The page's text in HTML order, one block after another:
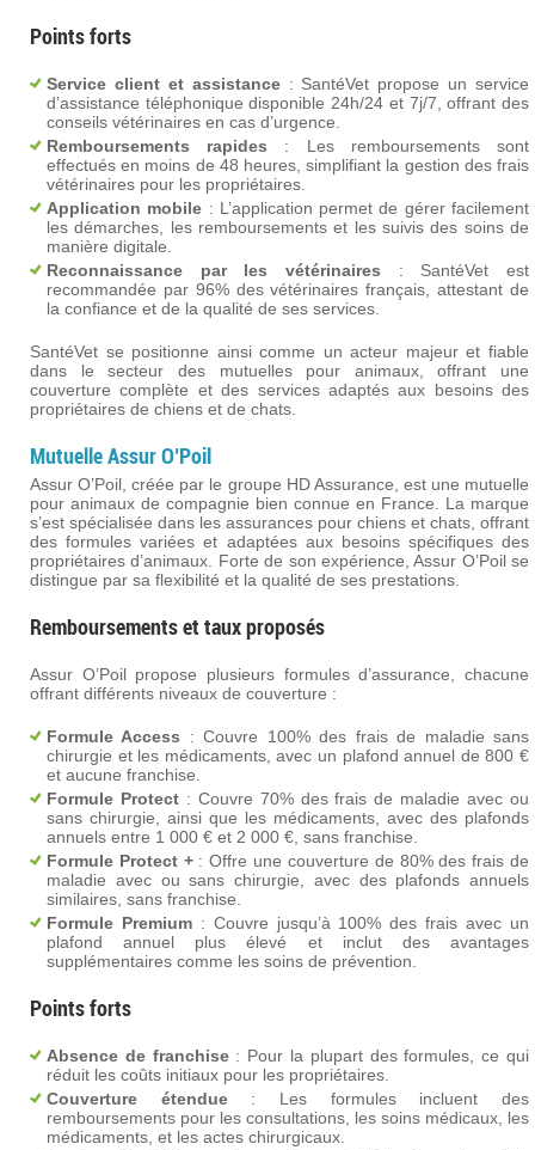
Points forts
Service client et assistance: SantéVet propose un service
d’assistance téléphonique disponible 24h/24 et 7j/7, offrant des
conseils vétérinaires en cas d’urgence.
Remboursements rapides : Les remboursements sont
effectués en moins de 48 heures, simplifiant la gestion des frais
vétérinaires pour les propriétaires.
Application mobile : L’application permet de gérer facilement
les démarches, les remboursements et les suivis des soins de
manière digitale.
Reconnaissance par les vétérinaires : SantéVet est
recommandée par 96% des vétérinaires français, attestant de
la confiance et de la qualité de ses services.
SantéVet se positionne ainsi comme un acteur majeur et fiable
dans le secteur des mutuelles pour animaux, offrant une
couverture complète et des services adaptés aux besoins des
propriétaires de chiens et de chats.
Mutuelle Assur O’Poil
Assur O’Poil, créée par le groupe HD Assurance, est une mutuelle
pour animaux de compagnie bien connue en France. La marque
s’est spécialisée dans les assurances pour chiens et chats, offrant
des formules variées et adaptées aux besoins spécifiques des
propriétaires d’animaux. Forte de son expérience, Assur O’Poil se
distingue par sa flexibilité et la qualité de ses prestations​.
Remboursements et taux proposés
Assur O’Poil propose plusieurs formules d’assurance, chacune
offrant différents niveaux de couverture :
Formule Access : Couvre 100% des frais de maladie sans
chirurgie et les médicaments, avec un plafond annuel de 800 €
et aucune franchise.
Formule Protect: Couvre 70% des frais de maladie avec ou
sans chirurgie, ainsi que les médicaments, avec des plafonds
annuels entre 1 000 € et 2 000 €, sans franchise.
Formule Protect +: Offre une couverture de 80% des frais de
maladie avec ou sans chirurgie, avec des plafonds annuels
similaires, sans franchise.
Formule Premium: Couvre jusqu’à 100% des frais avec un
plafond annuel plus élevé et inclut des avantages
supplémentaires comme les soins de prévention.
Points forts
Absence de franchise: Pour la plupart des formules, ce qui
réduit les coûts initiaux pour les propriétaires.
Couverture étendue: Les formules incluent des
remboursements pour les consultations, les soins médicaux, les
médicaments, et les actes chirurgicaux.